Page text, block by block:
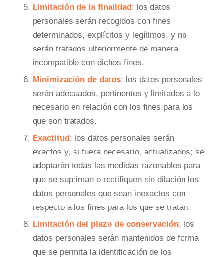
Limitación de la finalidad: los datos
personales serán recogidos con fines
determinados, explícitos y legítimos, y no
serán tratados ulteriormente de manera
incompatible con dichos fines.
Minimización de datos: los datos personales
serán adecuados, pertinentes y limitados a lo
necesario en relación con los fines para los
que son tratados.
Exactitud: los datos personales serán
exactos y, si fuera necesario, actualizados; se
adoptarán todas las medidas razonables para
que se supriman o rectifiquen sin dilación los
datos personales que sean inexactos con
respecto a los fines para los que se tratan.
Limitación del plazo de conservación: los
datos personales serán mantenidos de forma
que se permita la identificación de los